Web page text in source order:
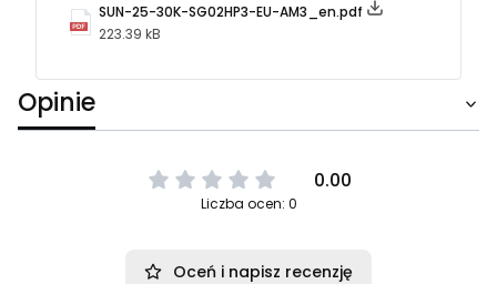
SUN-25-30K-SG02HP3-EU-AM3_en.pdf
223.39 kB
Opinie
0.00
Liczba ocen: 0
Oceń i napisz recenzję